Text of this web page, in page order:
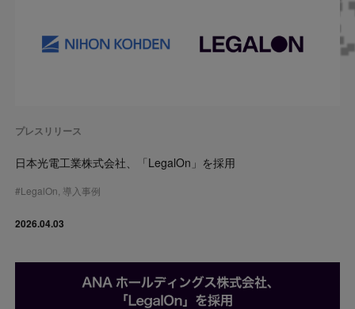
プレスリリース
日本光電工業株式会社、「LegalOn」を採用
#LegalOn 導入事例
2026.04.03